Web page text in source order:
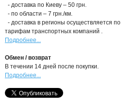
- доставка по Киеву – 50 грн.
- по области – 7 грн./км.
- доставка в регионы осуществляется по
тарифам транспортных компаний .
Подробнее...
Обмен / возврат
В течении 14 дней после покупки.
Подробнее...